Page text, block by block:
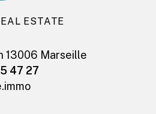
ESTATE
13006 Marseille
47 27